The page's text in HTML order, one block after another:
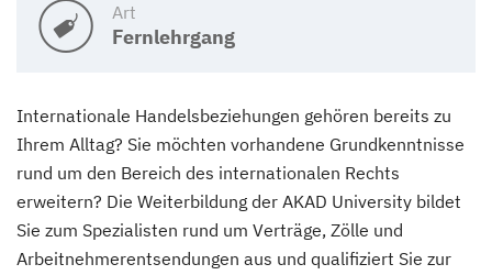
Art
Fernlehrgang
Internationale Handelsbeziehungen gehören bereits zu
Ihrem Alltag? Sie möchten vorhandene Grundkenntnisse
rund um den Bereich des internationalen Rechts
erweitern? Die Weiterbildung der AKAD University bildet
Sie zum Spezialisten rund um Verträge, Zölle und
Arbeitnehmerentsendungen aus und qualifiziert Sie zur